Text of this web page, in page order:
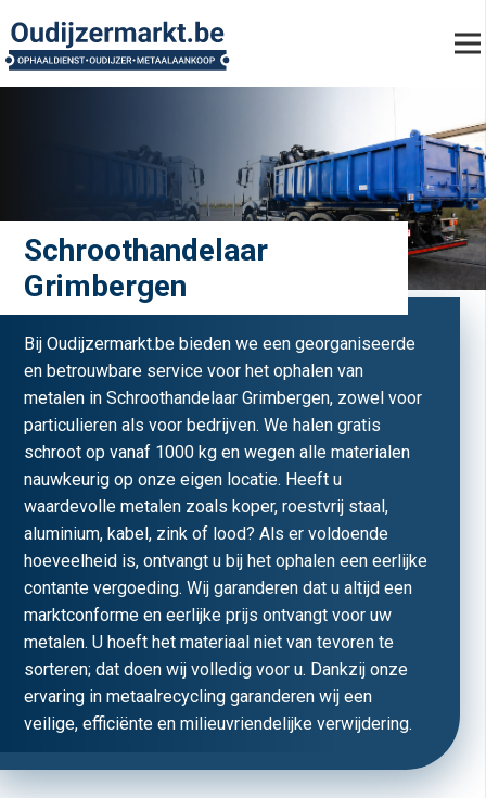
Schroothandelaar
Grimbergen
Bij Oudijzermarkt.be bieden we een georganiseerde
en betrouwbare service voor het ophalen van
metalen in Schroothandelaar Grimbergen, zowel voor
particulieren als voor bedrijven. We halen gratis
schroot op vanaf 1000 kg en wegen alle materialen
nauwkeurig op onze eigen locatie. Heeft u
waardevolle metalen zoals koper, roestvrij staal,
aluminium, kabel, zink of lood? Als er voldoende
hoeveelheid is, ontvangt u bij het ophalen een eerlijke
contante vergoeding. Wij garanderen dat u altijd een
marktconforme en eerlijke prijs ontvangt voor uw
metalen. U hoeft het materiaal niet van tevoren te
sorteren; dat doen wij volledig voor u. Dankzij onze
ervaring in metaalrecycling garanderen wij een
veilige, efficiënte en milieuvriendelijke verwijdering.